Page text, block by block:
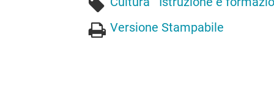
Versione Stampabile